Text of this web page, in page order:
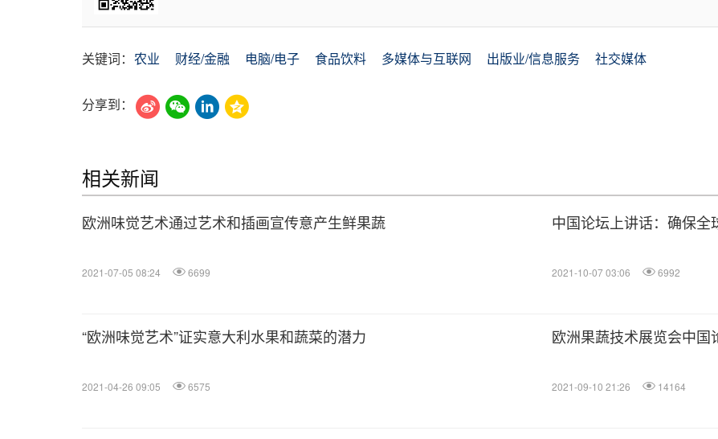
关键词： 农业 财经/金融 电脑/电子 食品饮料 多媒体与互联网 出版业/信息服务 社交媒体
分享到：
相关新闻
欧洲味觉艺术通过艺术和插画宣传意产生鲜果蔬
2021-07-05 08:24 6699
中国论坛上讲话：确保
2021-10-07 03:06 6992
“欧洲味觉艺术”证实意大利水果和蔬菜的潜力
2021-04-26 09:05 6575
欧洲果蔬技术展览会中
2021-09-10 21:26 14164